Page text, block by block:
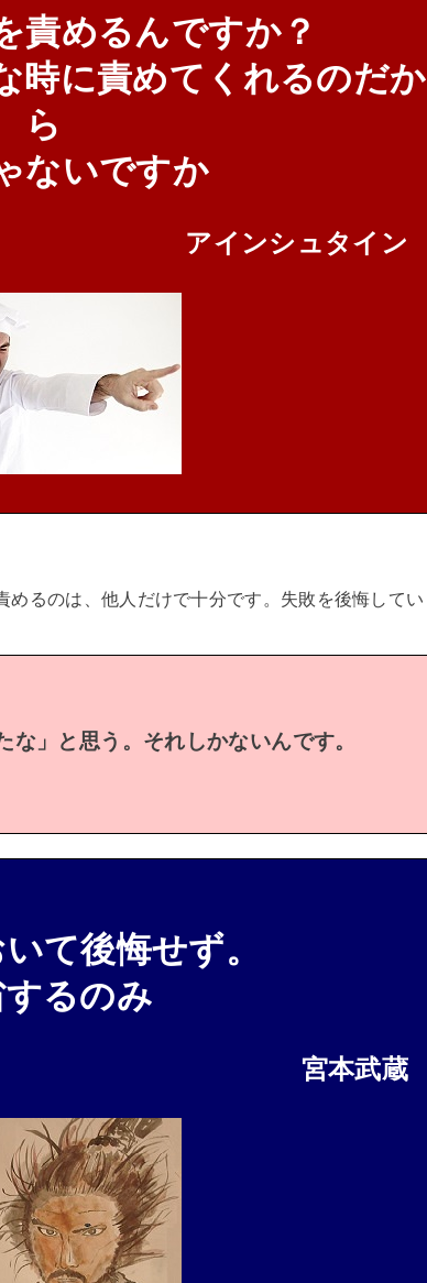
責めるんですか？
時に責めてくれるのだか
ら
ないですか
アインシュタイン
るのは、他人だけで十分です。 失敗を後悔してい
」と思う。それしかないんです。
て後悔せず。
るのみ
宮本武蔵